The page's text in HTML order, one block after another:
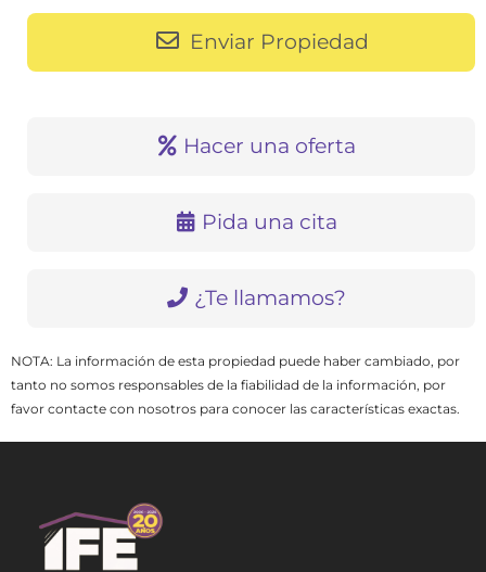
Enviar Propiedad
Hacer una oferta
Pida una cita
¿Te llamamos?
NOTA: La información de esta propiedad puede haber cambiado, por
tanto no somos responsables de la fiabilidad de la información, por
favor contacte con nosotros para conocer las características exactas.